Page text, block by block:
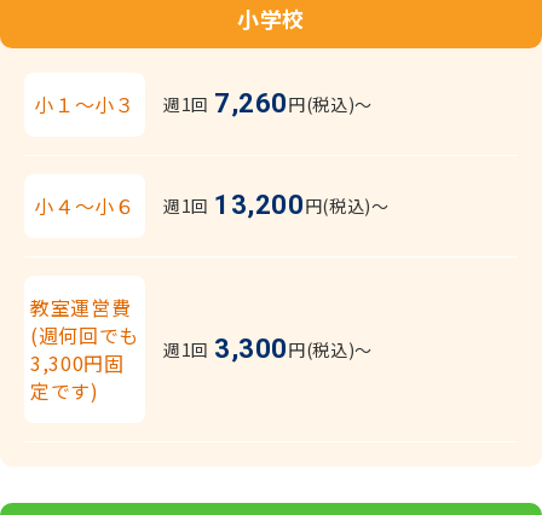
小学校
小１～小３ 週1回 7,260円(税込)〜
小４～小６ 週1回 13,200円(税込)〜
教室運営費
(週何回でも
3,300円固
定です)
週1回 3,300円(税込)〜